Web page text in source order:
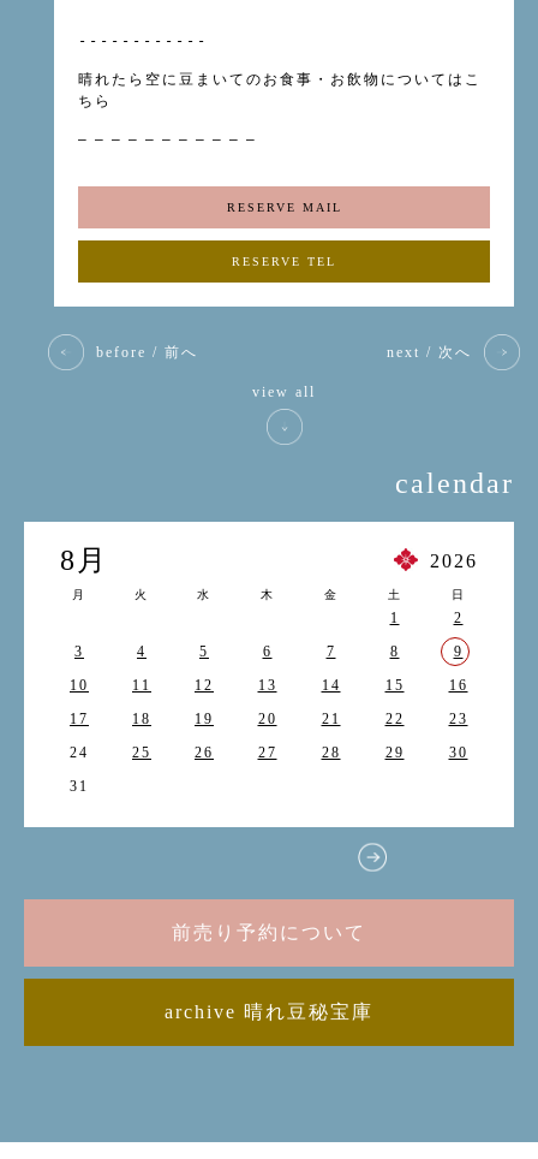
------------
晴れたら空に豆まいてのお食事・お飲物については こ
ちら
– – – – – – – – – – –
RESERVE MAIL
RESERVE TEL
before / 前へ next / 次へ
view all
calendar
8月 2026
月 火 水 木 金 土 日
1
2
3
4 5 6 7 8
9
10
11 12 13 14 15
16
17
18 19 20 21 22
23
24
25 26 27 28 29
30
31
前売り予約について
archive 晴れ豆秘宝庫